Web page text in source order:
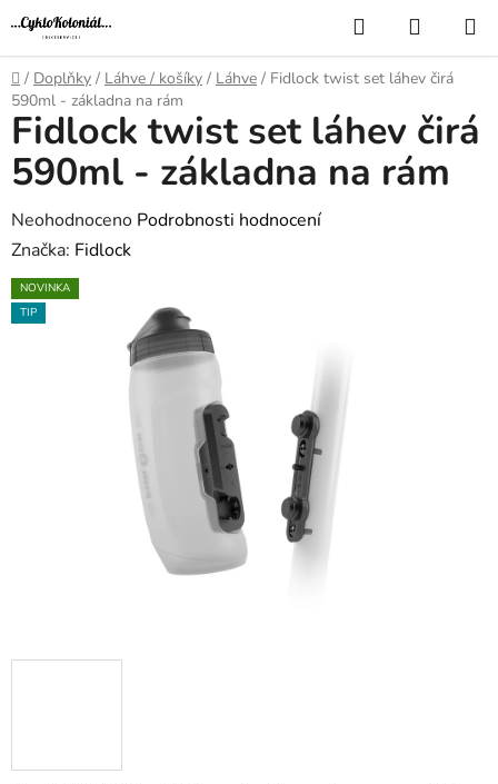
Přejít
na
obsah
Hledat
KOŠÍK
Domů
/ Doplňky / Láhve / košíky / Láhve / Fidlock twist set láhev čirá
590ml - základna na rám
Fidlock twist set láhev čirá
590ml - základna na rám
Průměrné
hodnocení
produktu
je
Neohodnoceno Podrobnosti hodnocení
Značka: Fidlock
NOVINKA
TIP